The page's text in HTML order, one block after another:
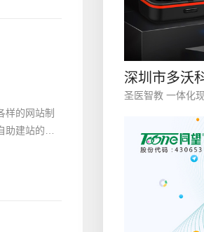
的网站制
建站的方
深圳市多沃
圣医智教 一体化